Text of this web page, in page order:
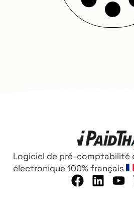
Logiciel de pré-comptabilité
électronique 100% français